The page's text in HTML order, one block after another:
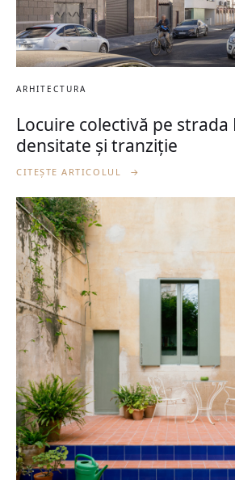
ARHITECTURA
Locuire colectivă pe strada
densitate și tranziție
CITEȘTE ARTICOLUL →